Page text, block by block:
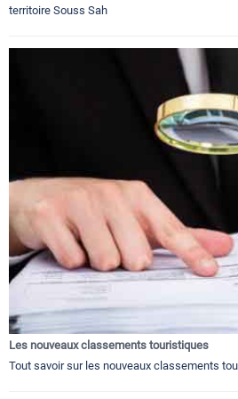
territoire Souss Sah
Les nouveaux classements touristiques
Tout savoir sur les nouveaux classements